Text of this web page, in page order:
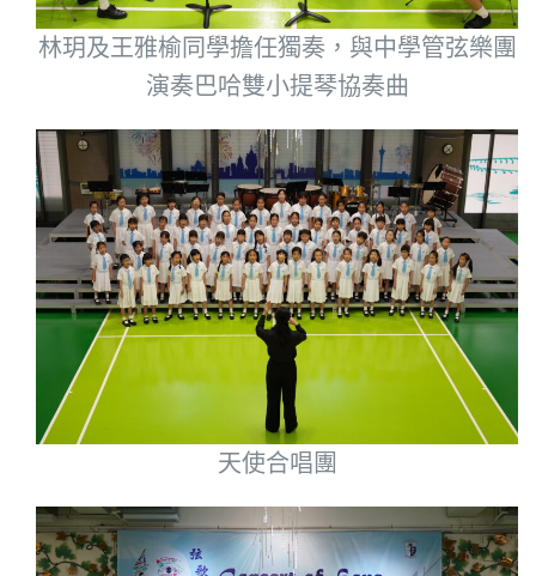
林玥及王雅榆同學擔任獨奏，與中學管弦樂團
演奏巴哈雙小提琴協奏曲
天使合唱團